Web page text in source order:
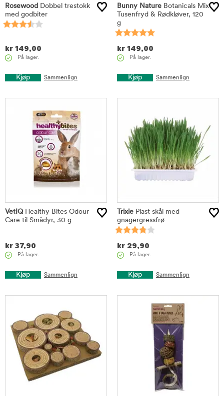
Rosewood Dobbel trestokk
med godbiter
kr 149,00
På lager.
Kjøp Sammenlign
Bunny Nature Botanicals Mix
Tusenfryd & Rødkløver, 120
g
kr 149,00
På lager.
Kjøp Sammenlign
VetIQHealthy Bites Odour
Care til Smådyr, 30 g
kr 37,90
På lager.
Kjøp Sammenlign
Trixie Plast skål med
gnagergressfrø
kr 29,90
På lager.
Kjøp Sammenlign